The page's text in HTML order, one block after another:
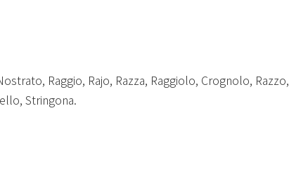
Raggio, Rajo, Razza, Raggiolo, Crognolo, Razzo,
Stringona.